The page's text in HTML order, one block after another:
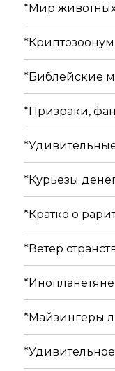
*Мир
*Библейские
*Призраки,
*Курьезы
*Кратко о
*Ветер
*Инопланетяне
*Майзингеры